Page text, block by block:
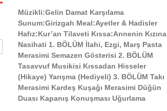
Müzikli:Gelin Damat Karşılama
Sunum:Girizgah Meal:Ayetler & Hadisler
Hafız:Kur’an Tilaveti Kıssa:Annenin Kızına
Nasihati 1. BÖLÜM İlahi, Ezgi, Marş Pasta
Merasimi Semazen Gösterisi 2. BÖLÜM
Tasavvuf Musikisi Kıssadan Hisseler
(Hikaye) Yarışma (Hediyeli) 3. BÖLÜM Takı
Merasimi Kardeş Kuşağı Merasimi Düğün
Duası Kapanış Konuşması Uğurlama